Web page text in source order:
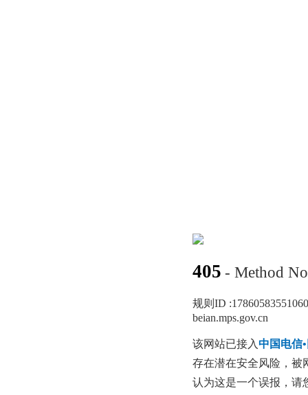
405 - Method
规则ID :
beian.mps.gov.cn
该网站已接入中国电信
存在潜在安全风险，被
认为这是一个误报，请